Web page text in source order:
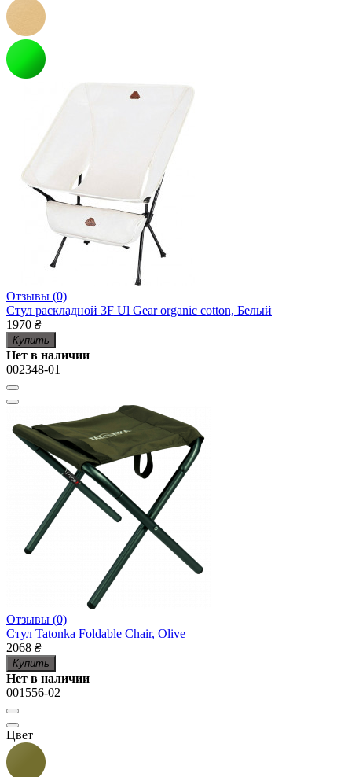
Отзывы (0)
Стул раскладной 3F Ul Gear organic cotton, Белый
1970 ₴
Купить
Нет в наличии
002348-01
Отзывы (0)
Стул Tatonka Foldable Chair, Olive
2068 ₴
Купить
Нет в наличии
001556-02
Цвет